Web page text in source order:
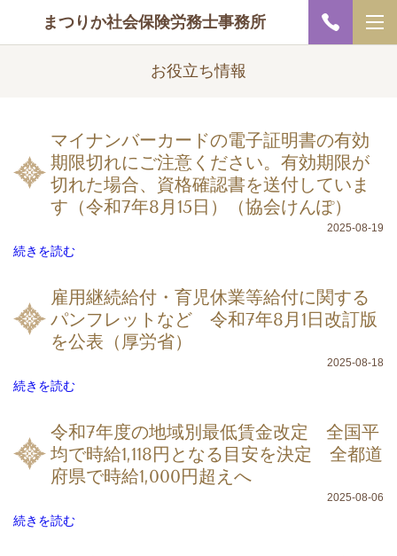
まつりか社会保険労務士事務所
お役立ち情報
マイナンバーカードの電子証明書の有効
期限切れにご注意ください。有効期限が
切れた場合、資格確認書を送付していま
す（令和7年8月15日）（協会けんぽ）
2025-08-19
続きを読む
雇用継続給付・育児休業等給付に関する
パンフレットなど 令和7年8月1日改訂版
を公表（厚労省）
2025-08-18
続きを読む
令和7年度の地域別最低賃金改定 全国平
均で時給1,118円となる目安を決定 全都道
府県で時給1,000円超えへ
2025-08-06
続きを読む